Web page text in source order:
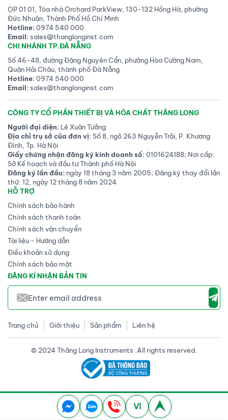
OP 01 01, Tòa nhà Orchard ParkView, 130-132 Hồng Hà, phường
Đức Nhuận, Thành Phố Hồ Chí Minh
Hotline:0974 540 000
Email:sales@thanglonginst.com
CHI NHÁNH TP.ĐÀ NẴNG
Số 46-48, đường Đặng Nguyên Cẩn, phường Hòa Cường Nam,
Quận Hải Châu, thành phố Đà Nẵng
Hotline:0974 540 000
Email:sales@thanglonginst.com
CÔNG TY CỔ PHẦN THIẾT BỊ VÀ HÓA CHẤT THĂNG LONG
Người đại diện: Lê Xuân Tưởng
Địa chỉ trụ sở của đơn vị:Số 8, ngõ 263 Nguyễn Trãi, P. Khương
Đình, Tp. Hà Nội
Giấy chứng nhận đăng ký kinh doanh số:0101624188; Nơi cấp:
Sở Kế hoạch và đầu tư Thành phố Hà Nội
Đăng ký lần đầu: ngày 18 tháng 3 năm 2005; Đăng ký thay đổi lần
thứ: 12, ngày 12 tháng 8 năm 2024
HỖ TRỢ
Chính sách bảo hành
Chính sách thanh toán
Chính sách vận chuyển
Tài liệu - Hướng dẫn
Điều khoản sử dụng
Chính sách bảo mật
ĐĂNG KÍ NHẬN BẢN TIN
Trang chủ Giới thiệu Sản phẩm Liên hệ
© 2024 Thăng Long Instruments .All rights reserved.
VI